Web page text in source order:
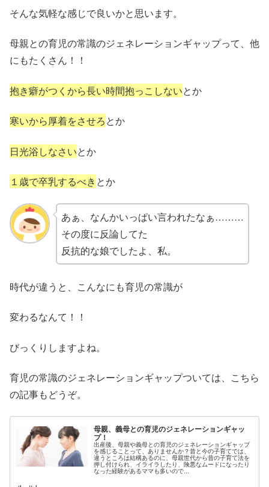
そんな気軽な感じで良いかと思います。
母親との育児の常識のジェネレーションギャップって、他
にもたくさん！！
抱き癖がつくから長い時間抱っこしないとか
寒いから厚着をさせろとか
日光浴しなさいとか
１歳で卒乳するべき とか
あぁ、なんかいっぱい言われたなぁ………
その度に反論してた
反抗的な娘でしたよ、私。
時代が違うと、こんなにも育児の常識が
変わるなんて！！
びっくりしますよね。
育児の常識のジェネレーションギャップついては、こちら
の記事もどうぞ。
母親、義母との育児のジェネレーションギャッ
プ！
出産後、母親や義母との育児のジェネレーションギャップ
を感じることって、ありませんか？昔と今の子育てでは、
違うところは結構あるのに、母親世代から昔の子育て法を
押し付けられ、イライラしたり、険悪なムードになったり
なった経験があるママも多いので...